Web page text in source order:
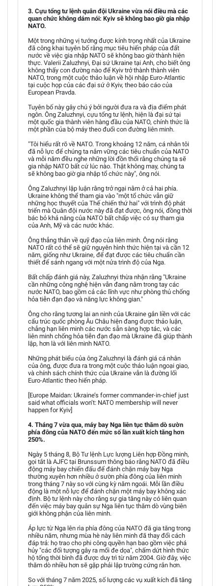
3. Cựu tổng tư lệnh quân đội Ukraine vừa nói điều mà các
quan chức không dám nói: Kyiv sẽ không bao giờ gia nhập
NATO.
Một trong những vị tướng được kính trọng nhất của Ukraine
đã công khai tuyên bố rằng mục tiêu hiến pháp của đất
nước về việc gia nhập NATO sẽ không bao giờ thành hiện
thực. Valerii Zaluzhnyi, Đại sứ Ukraine tại Anh, cho biết ông
không thấy con đường nào để Kyiv trở thành thành viên
NATO, trong một cuộc thảo luận về hội nhập Euro-Atlantic
tại cuộc họp của các đại sứ ở Kyiv, theo báo cáo của
European Pravda.
Tuyên bố này gây chú ý bởi người đưa ra và địa điểm phát
ngôn. Ông Zaluzhnyi, cựu tổng tư lệnh, hiện là đại sứ tại
một quốc gia thành viên hàng đầu của NATO, chính thức là
một phần của bộ máy theo đuổi con đường liên minh.
"Tôi hiểu rất rõ về NATO. Trong khoảng 12 năm, cá nhân tôi
đã nỗ lực để chúng ta nắm vững các tiêu chuẩn của NATO
và mỗi năm đều nghe những lời đồn thổi rằng chúng ta sẽ
gia nhập NATO bất cứ lúc nào. Thật không may, chúng ta
sẽ không bao giờ gia nhập tổ chức này", ông nói.
Ông Zaluzhnyi lập luận rằng trở ngại nằm ở cả hai phía.
Ukraine không thể tham gia vào "một tổ chức vẫn giữ
những học thuyết của Thế chiến thứ hai" với trình độ phát
triển mà Quân đội nước này đã đạt được, ông nói, đồng thời
bác bỏ khả năng của NATO bất chấp việc có sự tham gia
của Anh, Mỹ và các nước khác.
Ông thẳng thắn về quỹ đạo của liên minh. Ông nói rằng
NATO rất có thể sẽ giữ nguyên hình thức hiện tại và cần 12
năm, giống như Ukraine, để đạt được các tiêu chuẩn cần
thiết để sánh ngang với một nửa trình độ của Nga.
Bất chấp đánh giá này, Zaluzhnyi thừa nhận rằng "Ukraine
cần những công nghệ hiện vẫn đang nằm trong tay các
nước NATO, bao gồm cả các lĩnh vực như phòng thủ chống
hỏa tiễn đạn đạo và năng lực không gian."
Ông cho rằng tương lai an ninh của Ukraine gắn liền với các
cấu trúc quốc phòng Âu Châu hiện đang được thảo luận,
chẳng hạn liên minh các nước sẵn sàng hợp tác, và các
liên minh chống hỏa tiễn đạn đạo mà Ukraine đã giúp thành
lập, hơn là với liên minh NATO.
Những phát biểu của ông Zaluzhnyi là đánh giá cá nhân
của ông, được đưa ra trong một cuộc thảo luận ngoại giao,
và chính sách chính thức của Ukraine vẫn là đường lối
Euro-Atlantic theo hiến pháp.
[Europe Maidan: Ukraine’s former commander-in-chief just
said what officials won’t: NATO membership will never
happen for Kyiv]
4. Tháng 7 vừa qua, máy bay Nga liên tục thăm dò sườn
phía đông của NATO đến mức số lần xuất kích tăng hơn
250%.
Ngày 5 tháng 8, Bộ Tư lệnh Lực lượng Liên hợp Đồng minh,
gọi tắt là AJFC tại Brunssum thông báo rằng NATO đã điều
động máy bay chiến đấu để đánh chặn máy bay Nga
thường xuyên hơn nhiều ở sườn phía đông của liên minh
trong tháng 7 này so với cùng kỳ năm ngoái. Mỗi lần điều
động là một nỗ lực để đánh chặn một máy bay không xác
định. Bộ tư lệnh này cho rằng sự gia tăng này có liên quan
đến việc máy bay quân sự Nga liên tục thăm dò vùng biên
giới không phận của liên minh.
Áp lực từ Nga lên rìa phía đông của NATO đã gia tăng trong
nhiều năm, nhưng mùa hè này liên minh đã thay đổi cách
đáp trả: họ trao cho phi công quyền hạn bao gồm việc phá
hủy "các đối tượng gây ra mối đe dọa", chấm dứt hình thức
hộ tống thời bình đã được duy trì từ năm 2004. Giờ đây, việc
thăm dò nhiều hơn sẽ gặp phải lập trường cứng rắn hơn.
So với tháng 7 năm 2025, số lượng các vụ xuất kích đã tăng